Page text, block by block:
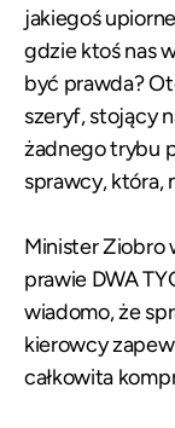
jakiegoś
gdzie ktoś nas
być prawda?
szeryf, stojący
żadnego trybu
sprawcy, która,
Minister Ziobro
prawie DWA
wiadomo, że
kierowcy
całkowita